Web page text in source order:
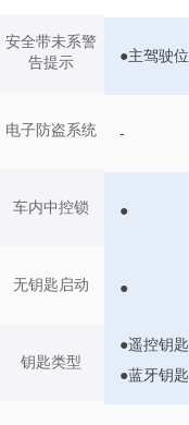
安全带未系警
告提示
电子防盗系统
车内中控锁
无钥匙启动
钥匙类型
●主驾驶位
-
●
●
●遥控钥匙
●蓝牙钥匙